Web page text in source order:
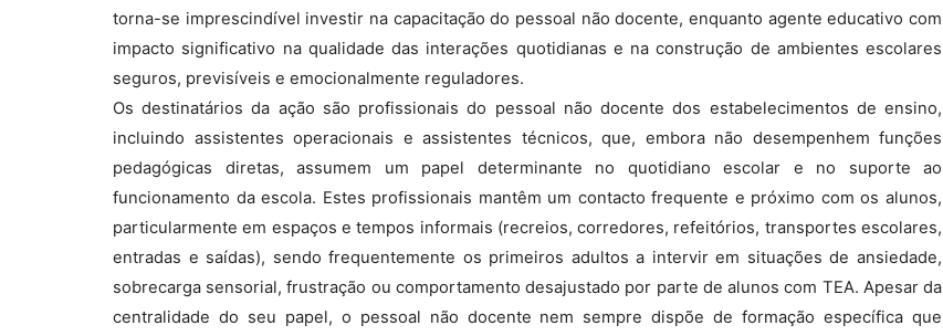
torna-se imprescindível investir na capacitação do pessoal não docente, enquanto agente educativo com
impacto significativo na qualidade das interações quotidianas e na construção de ambientes escolares
seguros, previsíveis e emocionalmente reguladores.
Os destinatários da ação são profissionais do pessoal não docente dos estabelecimentos de ensino,
incluindo assistentes operacionais e assistentes técnicos, que, embora não desempenhem funções
pedagógicas diretas, assumem um papel determinante no quotidiano escolar e no suporte ao
funcionamento da escola. Estes profissionais mantêm um contacto frequente e próximo com os alunos,
particularmente em espaços e tempos informais (recreios, corredores, refeitórios, transportes escolares,
entradas e saídas), sendo frequentemente os primeiros adultos a intervir em situações de ansiedade,
sobrecarga sensorial, frustração ou comportamento desajustado por parte de alunos com TEA. Apesar da
centralidade do seu papel, o pessoal não docente nem sempre dispõe de formação específica que